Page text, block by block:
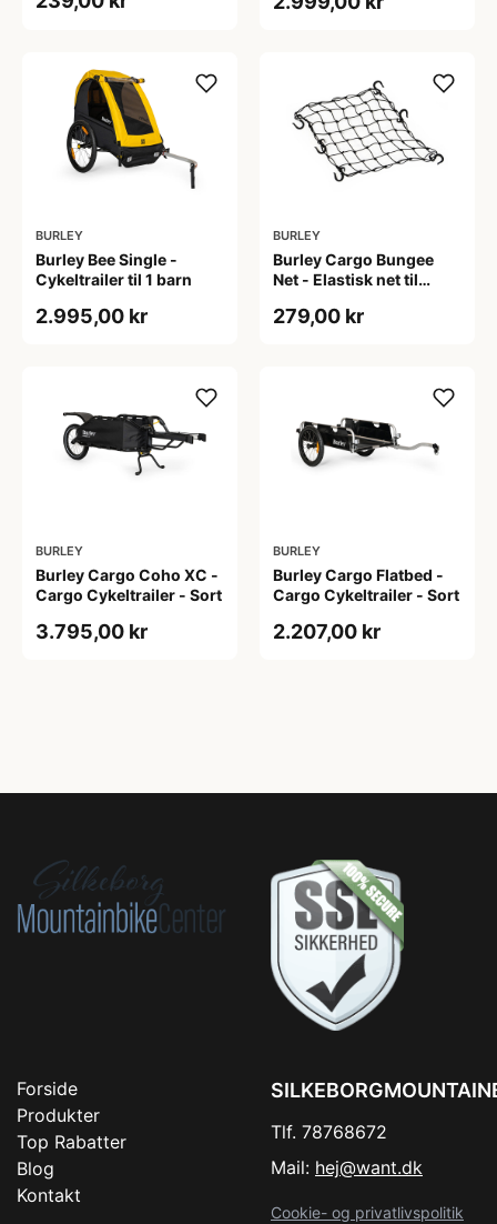
BURLEY
Burley Bee Single -
Cykeltrailer til 1 barn
2.995,00 kr
BURLEY
Burley Cargo Bungee
Net - Elastisk net til
279,00 kr
BURLEY
Burley Cargo Coho XC -
Cargo Cykeltrailer - Sort
3.795,00 kr
BURLEY
Burley Cargo Flatbed -
Cargo Cykeltrailer - Sort
2.207,00 kr
Forside
Produkter
Top Rabatter
Blog
Kontakt
Tlf. 78768672
Mail: hej@want.dk
Cookie- og privatlivspolitik